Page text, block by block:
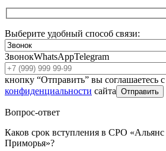
Выберите удобный способ связи:
ЗвонокWhatsAppTelegram
кнопку “Отправить” вы соглашаетесь с
конфиденциальности сайта Отправить
Вопрос-ответ
Каков срок вступления в СРО «Альянс
Приморья»?